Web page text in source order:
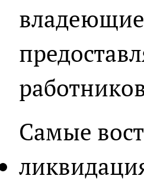
Самые